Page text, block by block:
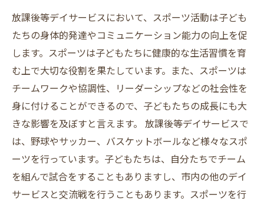
放課後等デイサービスにおいて、スポーツ活動は子ども
たちの身体的発達やコミュニケーション能力の向上を促
します。スポーツは子どもたちに健康的な生活習慣を育
む上で大切な役割を果たしています。また、スポーツは
チームワークや協調性、リーダーシップなどの社会性を
身に付けることができるので、子どもたちの成長にも大
きな影響を及ぼすと言えます。 放課後等デイサービスで
は、野球やサッカー、バスケットボールなど様々なスポ
ーツを行っています。子どもたちは、自分たちでチーム
を組んで試合をすることもありますし、市内の他のデイ
サービスと交流戦を行うこともあります。スポーツを行